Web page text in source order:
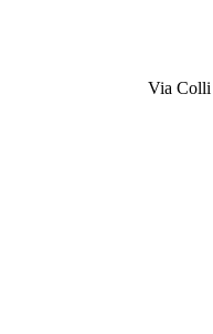
Via Colli